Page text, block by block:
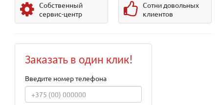
Собственный
сервис-центр
Сотни довольных
клиентов
Заказать в один клик!
Введите номер телефона